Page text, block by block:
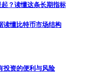
？读懂这条长期指标
读懂比特币市场结构
投资的便利与风险